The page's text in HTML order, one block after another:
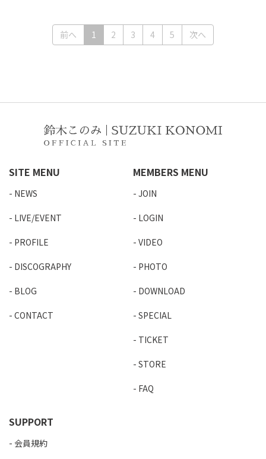
前へ 1 (current)
2 3 4 5 次へ
SITE MENU
NEWS
LIVE/EVENT
PROFILE
DISCOGRAPHY
BLOG
CONTACT
MEMBERS MENU
JOIN
LOGIN
VIDEO
PHOTO
DOWNLOAD
SPECIAL
TICKET
STORE
FAQ
SUPPORT
会員規約